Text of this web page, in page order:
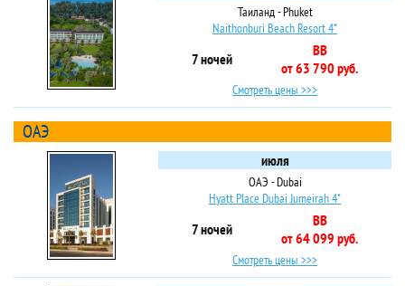
Таиланд - Phuket
Naithonburi Beach Resort 4*
7 ночей
BB
от 63 790 руб.
Смотреть цены >>>
ОАЭ
июля
ОАЭ - Dubai
Hyatt Place Dubai Jumeirah 4*
7 ночей
BB
от 64 099 руб.
Смотреть цены >>>